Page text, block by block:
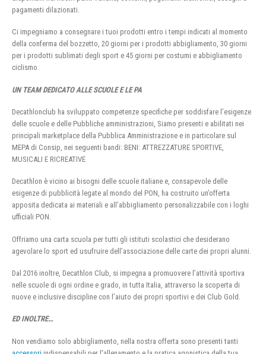
pagamenti dilazionati.
Ci impegniamo a consegnare i tuoi prodotti entro i tempi indicati al momento
della conferma del bozzetto, 20 giorni per i prodotti abbigliamento, 30 giorni
per i prodotti sublimati degli sport e 45 giorni per costumi e abbigliamento
ciclismo.
UN TEAM DEDICATO ALLE SCUOLE E LE PA
Decathlonclub ha sviluppato competenze specifiche per soddisfare l’esigenze
delle scuole e delle Pubbliche amministrazioni, Siamo presenti e abilitati nei
principali marketplace della Pubblica Amministrazione e in particolare sul
MEPA di Consip, nei seguenti bandi: BENI: ATTREZZATURE SPORTIVE,
MUSICALI E RICREATIVE
Decathlon è vicino ai bisogni delle scuole italiane e, consapevole delle
esigenze di pubblicità legate al mondo del PON, ha costruito un’offerta
apposita dedicata ai materiali e all’abbigliamento personalizzabile con i loghi
ufficiali PON.
Offriamo una carta scuola per tutti gli istituti scolastici che desiderano
agevolare lo sport ed usufruire dell’associazione delle carte dei propri alunni.
Dal 2016 inoltre, Decathlon Club, si impegna a promuovere l’attività sportiva
nelle scuole di ogni ordine e grado, in tutta Italia, attraverso la scoperta di
nuove e inclusive discipline con l’aiuto dei propri sportivi e dei Club Gold.
ED INOLTRE…
Non vendiamo solo abbigliamento, nella nostra offerta sono presenti tanti